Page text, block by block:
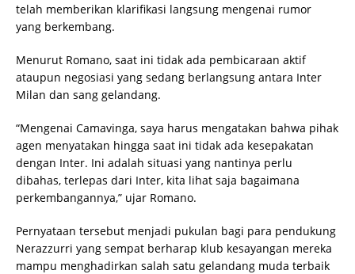
telah memberikan klarifikasi langsung mengenai rumor
yang berkembang.
Menurut Romano, saat ini tidak ada pembicaraan aktif
ataupun negosiasi yang sedang berlangsung antara Inter
Milan dan sang gelandang.
“Mengenai Camavinga, saya harus mengatakan bahwa pihak
agen menyatakan hingga saat ini tidak ada kesepakatan
dengan Inter. Ini adalah situasi yang nantinya perlu
dibahas, terlepas dari Inter, kita lihat saja bagaimana
perkembangannya,” ujar Romano.
Pernyataan tersebut menjadi pukulan bagi para pendukung
Nerazzurri yang sempat berharap klub kesayangan mereka
mampu menghadirkan salah satu gelandang muda terbaik